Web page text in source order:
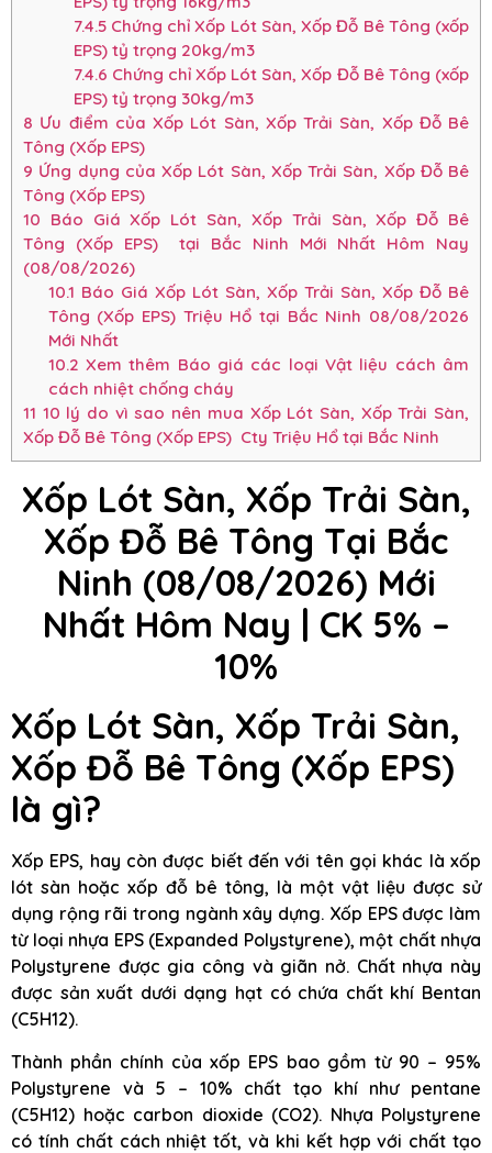
7.4.5Chứng chỉ Xốp Lót Sàn, Xốp Đỗ Bê Tông (xốp
EPS) tỷ trọng 20kg/m3
7.4.6 Chứng chỉ Xốp Lót Sàn, Xốp Đỗ Bê Tông (xốp
EPS) tỷ trọng 30kg/m3
8 Ưu điểm của Xốp Lót Sàn, Xốp Trải Sàn, Xốp Đỗ Bê
Tông (Xốp EPS)
9 Ứng dụng của Xốp Lót Sàn, Xốp Trải Sàn, Xốp Đỗ Bê
Tông (Xốp EPS)
10 Báo Giá Xốp Lót Sàn, Xốp Trải Sàn, Xốp Đỗ Bê
Tông (Xốp EPS) tại Bắc Ninh Mới Nhất Hôm Nay
(08/08/2026)
10.1 Báo Giá Xốp Lót Sàn, Xốp Trải Sàn, Xốp Đỗ Bê
Tông (Xốp EPS) Triệu Hổ tại Bắc Ninh 08/08/2026
Mới Nhất
10.2 Xem thêm Báo giá các loại Vật liệu cách âm
cách nhiệt chống cháy
11 10 lý do vì sao nên mua Xốp Lót Sàn, Xốp Trải Sàn,
Xốp Đỗ Bê Tông (Xốp EPS) Cty Triệu Hổ tại Bắc Ninh
Xốp Lót Sàn, Xốp Trải Sàn,
Xốp Đỗ Bê Tông Tại Bắc
Ninh (08/08/2026) Mới
Nhất Hôm Nay | CK 5% –
10%
Xốp Lót Sàn, Xốp Trải Sàn,
Xốp Đỗ Bê Tông (Xốp EPS)
là gì?
Xốp EPS, hay còn được biết đến với tên gọi khác là xốp
lót sàn hoặc xốp đỗ bê tông, là một vật liệu được sử
dụng rộng rãi trong ngành xây dựng. Xốp EPS được làm
từ loại nhựa EPS (Expanded Polystyrene), một chất nhựa
Polystyrene được gia công và giãn nở. Chất nhựa này
được sản xuất dưới dạng hạt có chứa chất khí Bentan
(C5H12).
Thành phần chính của xốp EPS bao gồm từ 90 – 95%
Polystyrene và 5 – 10% chất tạo khí như pentane
(C5H12) hoặc carbon dioxide (CO2). Nhựa Polystyrene
có tính chất cách nhiệt tốt, và khi kết hợp với chất tạo